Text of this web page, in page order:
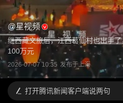
@星视频
继西藏文旅后，江西葛仙村也出手
100万元
2026-07-07 10:35 发布于上海
打开腾讯新闻客户端说两句